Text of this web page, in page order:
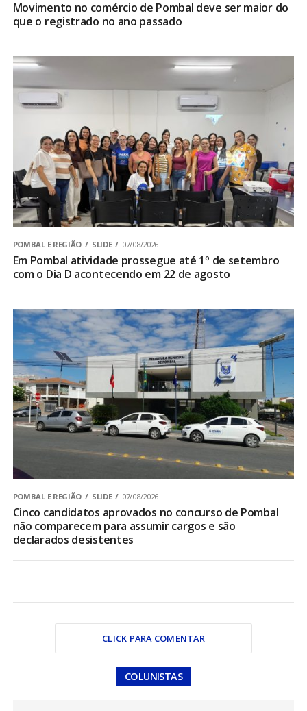
Movimento no comércio de Pombal deve ser maior do
que o registrado no ano passado
POMBAL E REGIÃO SLIDE 07/08/2026
Em Pombal atividade prossegue até 1º de setembro
com o Dia D acontecendo em 22 de agosto
POMBAL E REGIÃO SLIDE 07/08/2026
Cinco candidatos aprovados no concurso de Pombal
não comparecem para assumir cargos e são
declarados desistentes
CLICK PARA COMENTAR
COLUNISTAS